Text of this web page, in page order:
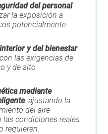
del personal
la exposición a
potencialmente
y del bienestar
las exigencias de
y de alto
mediante
, ajustando la
del aire
las condiciones reales
requieren.